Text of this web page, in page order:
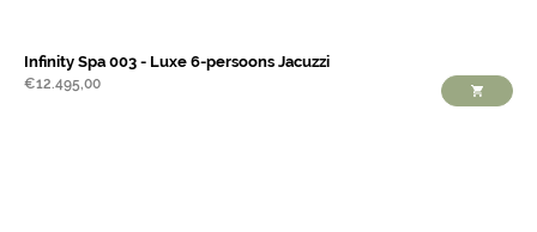
Infinity Spa 003 - Luxe 6-persoons Jacuzzi
€12.495,00